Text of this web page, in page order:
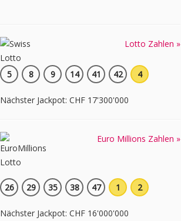
Lotto Zahlen »
5 8 9 14 41 42 4
Nächster Jackpot: CHF 17'300'000
Euro Millions Zahlen »
26 29 35 38 47 1 2
Nächster Jackpot: CHF 16'000'000